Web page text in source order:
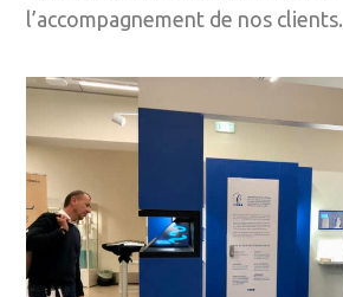
l’accompagnement de nos clients.